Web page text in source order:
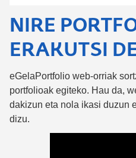
NIRE
ERAKUTSI
eGelaPortfolio web-orriak
portfolioak egiteko. Hau da,
dakizun eta nola ikasi duzun
dizu.